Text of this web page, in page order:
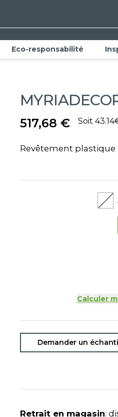
Eco-responsabilité
517,68 € Soit
Revêtement plastique
Calculer
Demander un
Retrait en magasin: